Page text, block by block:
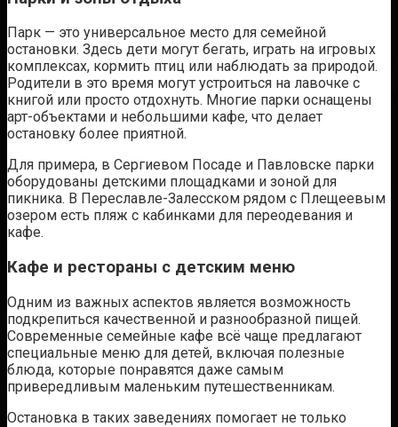
Парк — это универсальное место для семейной
остановки. Здесь дети могут бегать, играть на игровых
комплексах, кормить птиц или наблюдать за природой.
Родители в это время могут устроиться на лавочке с
книгой или просто отдохнуть. Многие парки оснащены
арт-объектами и небольшими кафе, что делает
остановку более приятной.
Для примера, в Сергиевом Посаде и Павловске парки
оборудованы детскими площадками и зоной для
пикника. В Переславле-Залесском рядом с Плещеевым
озером есть пляж с кабинками для переодевания и
кафе.
Кафе и рестораны с детским меню
Одним из важных аспектов является возможность
подкрепиться качественной и разнообразной пищей.
Современные семейные кафе всё чаще предлагают
специальные меню для детей, включая полезные
блюда, которые понравятся даже самым
привередливым маленьким путешественникам.
Остановка в таких заведениях помогает не только